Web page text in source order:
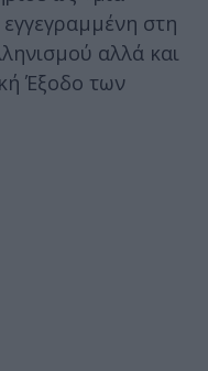
εγγεγραμμένη στη
αλλά και
Έξοδο των